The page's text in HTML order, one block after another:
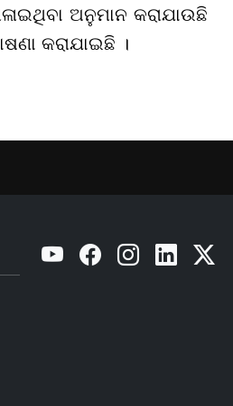
ଅନୁମାନ କରାଯାଉଛି
କରାଯାଇଛି ।
YouTube Facebook Instagram